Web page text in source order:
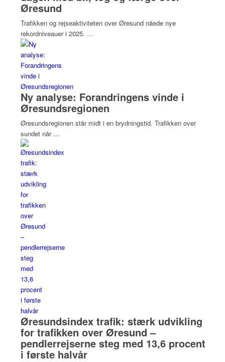
Øresund
Trafikken og rejseaktiviteten over Øresund nåede nye
rekordniveauer i 2025. …
Ny analyse: Forandringens vinde i
Øresundsregionen
Øresundsregionen står midt i en brydningstid. Trafikken over
sundet når …
Øresundsindex trafik: stærk udvikling
for trafikken over Øresund –
pendlerrejserne steg med 13,6 procent
i første halvår